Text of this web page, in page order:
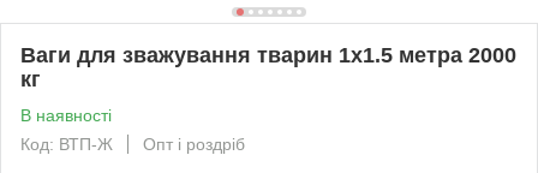
Ваги для зважування тварин 1х1.5 метра 2000
кг
В наявності
Код: ВТП-Ж
Опт і роздріб